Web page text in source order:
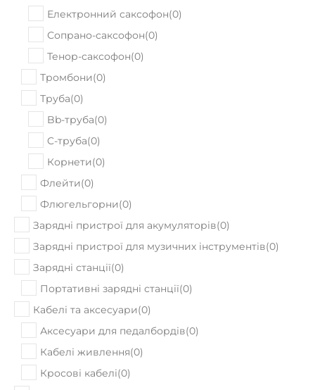
Електронний саксофон(0)
Сопрано-саксофон(0)
Тенор-саксофон(0)
Тромбони(0)
Труба(0)
Bb-труба(0)
C-труба(0)
Корнети(0)
Флейти(0)
Флюгельгорни(0)
Зарядні пристрої для акумуляторів(0)
Зарядні пристрої для музичних інструментів(0)
Зарядні станції(0)
Портативні зарядні станції(0)
Кабелі та аксесуари(0)
Аксесуари для педалбордів(0)
Кабелі живлення(0)
Кросові кабелі(0)